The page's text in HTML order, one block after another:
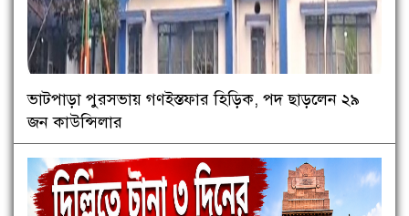
ভাটপাড়া পুরসভায় গণইস্তফার হিড়িক, পদ ছাড়লেন ২৯
জন কাউন্সিলার